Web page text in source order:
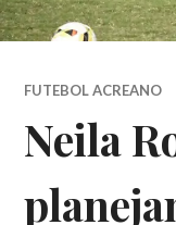
FUTEBOL ACREANO
Neila